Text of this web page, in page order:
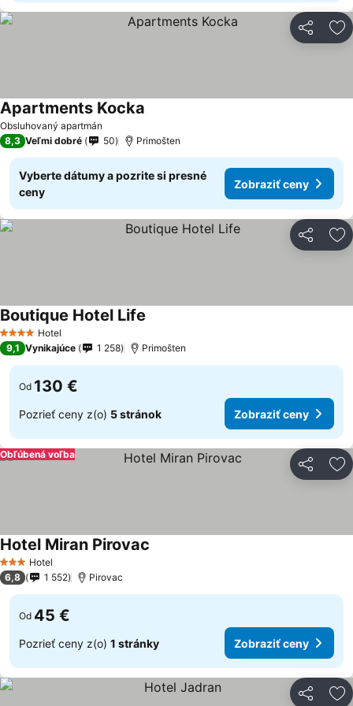
Zdieľať
Obsluhovaný apartmán
Apartments Kocka
8,3 Veľmi dobré 50 Primošten
Vyberte dátumy a pozrite si presné
ceny
Zobraziť ceny
Zdieľať
4 Počet hviezdičiek
Hotel
Boutique Hotel Life
9,1 Vynikajúce 1 258 Primošten
Od 130 €
Pozrieť ceny z(o) 5 stránok Zobraziť ceny
Zdieľať
Obľúbená voľba
3 Počet hviezdičiek
Hotel
Hotel Miran Pirovac
6,8 1 552 Pirovac
Od 45 €
Pozrieť ceny z(o) 1 stránky Zobraziť ceny
Zdieľať